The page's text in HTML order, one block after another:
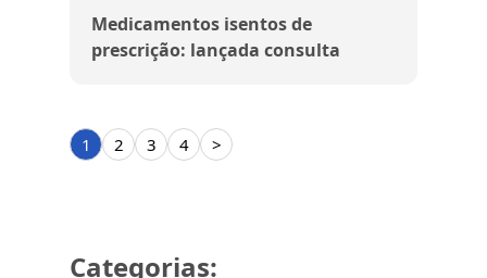
Medicamentos isentos de
prescrição: lançada consulta
1 2 3 4 >
Categorias: